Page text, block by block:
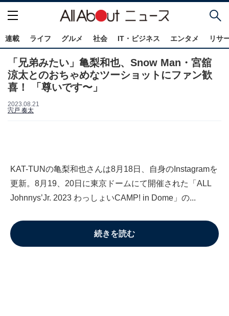
連載 ライフ グルメ 社会 IT・ビジネス エンタメ リサ
「兄弟みたい」亀梨和也、Snow Man・宮舘
涼太とのおちゃめなツーショットにファン歓
喜！ 「尊いです〜」
2023.08.21
宍戸 奏太
KAT-TUNの亀梨和也さんは8月18日、自身のInstagramを
更新。8月19、20日に東京ドームにて開催された「ALL
Johnnys’Jr. 2023 わっしょいCAMP! in Dome」の...
続きを読む